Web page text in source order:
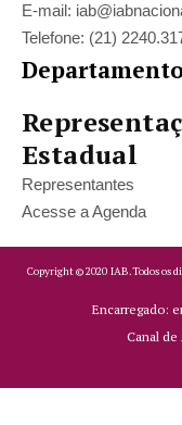
E-mail:
Telefone: (21)
Estadual
Representantes
Acesse a Agenda
Copyright ©2020 IAB.Todos os
Encarregado:
Canal